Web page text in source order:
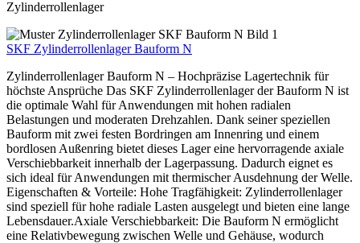
Zylinderrollenlager
SKF Zylinderrollenlager Bauform N
Zylinderrollenlager Bauform N – Hochpräzise Lagertechnik für
höchste Ansprüche Das SKF Zylinderrollenlager der Bauform N ist
die optimale Wahl für Anwendungen mit hohen radialen
Belastungen und moderaten Drehzahlen. Dank seiner speziellen
Bauform mit zwei festen Bordringen am Innenring und einem
bordlosen Außenring bietet dieses Lager eine hervorragende axiale
Verschiebbarkeit innerhalb der Lagerpassung. Dadurch eignet es
sich ideal für Anwendungen mit thermischer Ausdehnung der Welle.
Eigenschaften & Vorteile: Hohe Tragfähigkeit: Zylinderrollenlager
sind speziell für hohe radiale Lasten ausgelegt und bieten eine lange
Lebensdauer.Axiale Verschiebbarkeit: Die Bauform N ermöglicht
eine Relativbewegung zwischen Welle und Gehäuse, wodurch